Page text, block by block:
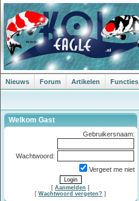
Nieuws Forum Artikelen Functies
Welkom Gast
Gebruikersnaam:
Wachtwoord:
Vergeet me niet
[ Aanmelden ]
[ Wachtwoord vergeten? ]